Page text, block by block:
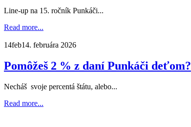
Line-up na 15. ročník Punkáči...
Read more...
14feb14. februára 2026
Pomôžeš 2 % z daní Punkáči deťom?
Necháš svoje percentá štátu, alebo...
Read more...